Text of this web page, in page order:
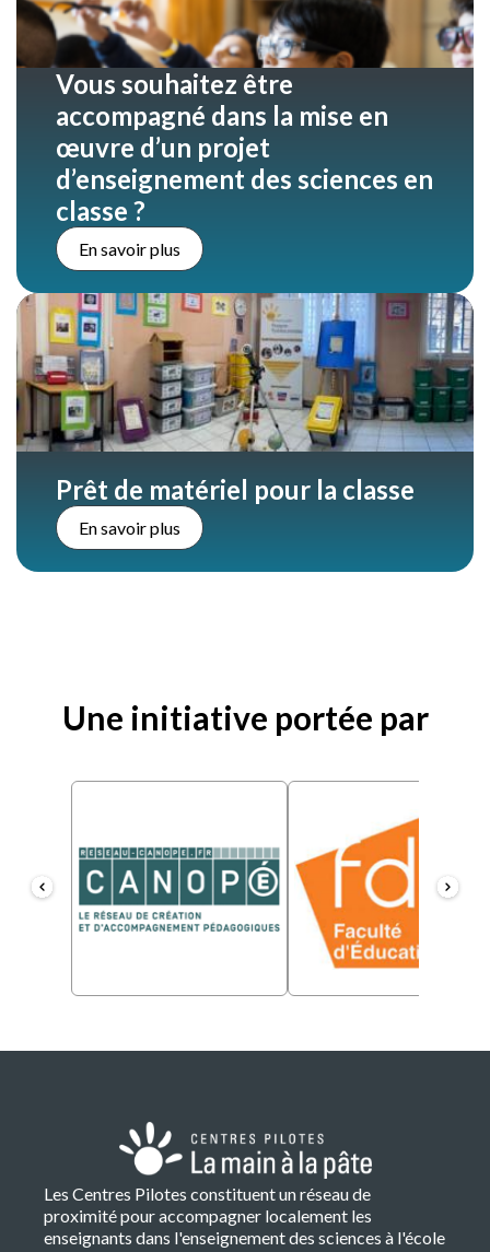
Vous souhaitez être
accompagné dans la mise en
œuvre d’un projet
d’enseignement des sciences en
classe ?
En savoir plus
Prêt de matériel pour la classe
En savoir plus
Une initiative portée par
Les Centres Pilotes constituent un réseau de
proximité pour accompagner localement les
enseignants dans l'enseignement des sciences à l'école